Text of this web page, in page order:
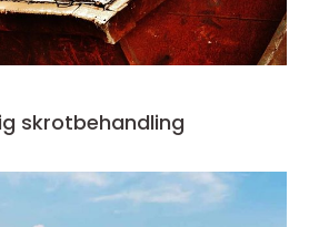
skrotbehandling